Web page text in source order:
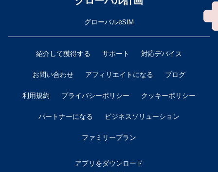
グローバルeSIM
紹介して獲得する サポート 対応デバイス
お問い合わせ アフィリエイトになる ブログ
利用規約 プライバシーポリシー クッキーポリシー
パートナーになる ビジネスソリューション
ファミリープラン
アプリをダウンロード